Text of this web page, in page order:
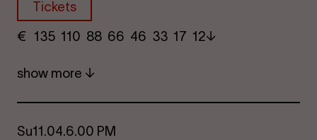
Tickets
€ ​ 135 110 88​ 66 46 33​ 17 12
show more
Su11.04.6.00 PM